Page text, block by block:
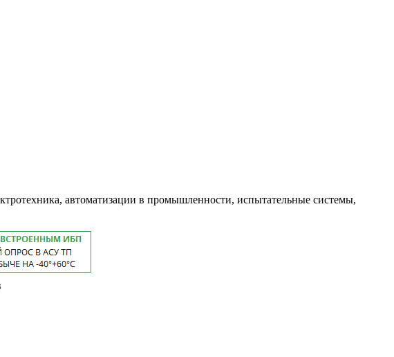
автоматизации в промышленности, испытательные системы,